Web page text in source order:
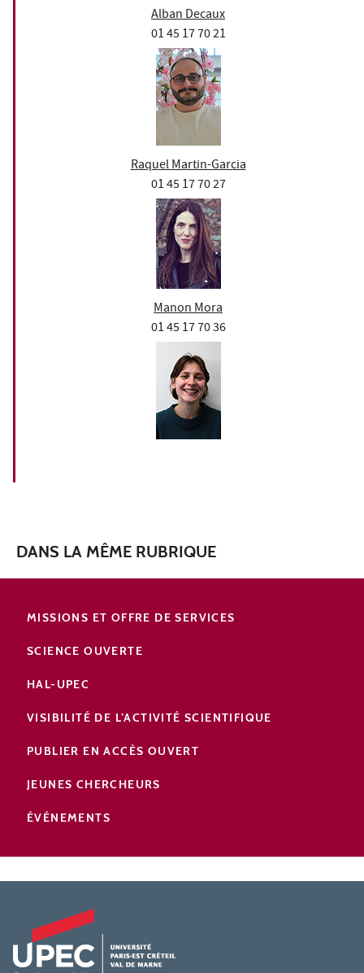
Alban Decaux
01 45 17 70 21
Raquel Martin-Garcia
01 45 17 70 27
Manon Mora
01 45 17 70 36
DANS LA MÊME RUBRIQUE
MISSIONS ET OFFRE DE SERVICES
SCIENCE OUVERTE
HAL-UPEC
VISIBILITÉ DE L’ACTIVITÉ SCIENTIFIQUE
PUBLIER EN ACCÈS OUVERT
JEUNES CHERCHEURS
ÉVÉNEMENTS